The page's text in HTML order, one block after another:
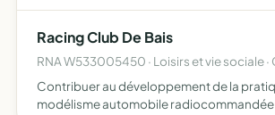
Racing Club De Bais
RNA W533005450 · Loisirs et vie sociale ·
Contribuer au développement de la
modélisme automobile